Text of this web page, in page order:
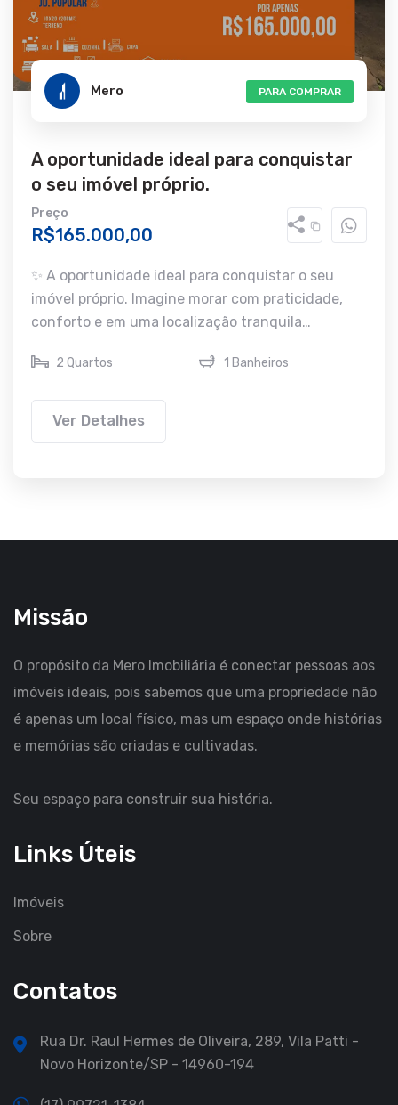
Mero PARA COMPRAR
A oportunidade ideal para conquistar
o seu imóvel próprio.
Preço
R$165.000,00
✨ A oportunidade ideal para conquistar o seu
imóvel próprio. Imagine morar com praticidade,
conforto e em uma localização tranquila…
2 Quartos 1 Banheiros
Ver Detalhes
Missão
O propósito da Mero Imobiliária é conectar pessoas aos
imóveis ideais, pois sabemos que uma propriedade não
é apenas um local físico, mas um espaço onde histórias
e memórias são criadas e cultivadas.
Seu espaço para construir sua história.
Links Úteis
Imóveis
Sobre
Contatos
Rua Dr. Raul Hermes de Oliveira, 289, Vila Patti -
Novo Horizonte/SP - 14960-194